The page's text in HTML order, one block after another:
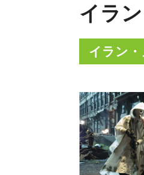
イラ
イラン